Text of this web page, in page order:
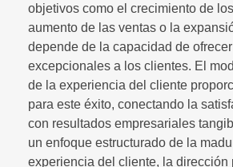
objetivos como el crecimiento de
aumento de las ventas o la
depende de la capacidad de
excepcionales a los clientes. El
de la experiencia del cliente
para este éxito, conectando la
con resultados empresariales
un enfoque estructurado de la
experiencia del cliente, la dirección